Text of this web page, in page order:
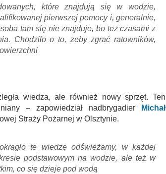
które znajdują się w wodzie,
pierwszej pomocy i, generalnie,
tam się nie znajduje, bo też czasami z
Chodziło o to, żeby zgrać ratowników,
wiedza, ale również nowy sprzęt. Ten
– zapowiedział nadbrygadier
Michał
Straży Pożarnej w Olsztynie.
tę wiedzę odświeżamy, w każdej
podstawowym na wodzie, ale też w
co się dzieje pod wodą